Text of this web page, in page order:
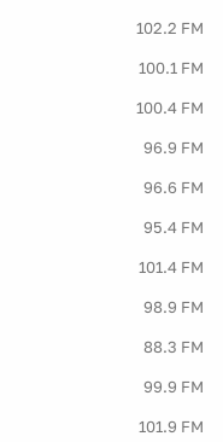
102.2 FM
100.1 FM
100.4 FM
96.9 FM
96.6 FM
95.4 FM
101.4 FM
98.9 FM
88.3 FM
99.9 FM
101.9 FM